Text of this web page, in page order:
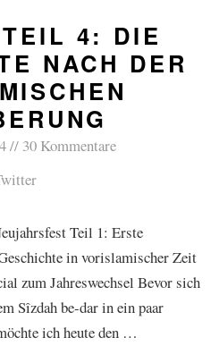
4: DIE
NACH DER
30 Kommentare
Teil 1: Erste
in vorislamischer Zeit
zum Jahreswechsel Bevor sich
Sîzdah be-dar in ein paar
ich heute den …